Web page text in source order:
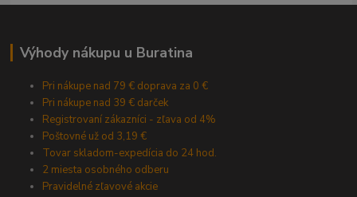
Výhody nákupu u Buratina
Pri nákupe nad 79 € doprava za 0 €
Pri nákupe nad 39 € darček
Registrovaní zákazníci - zľava od 4%
Poštovné už od 3,19 €
Tovar skladom-expedícia do 24 hod.
2 miesta osobného odberu
Pravidelné zľavové akcie